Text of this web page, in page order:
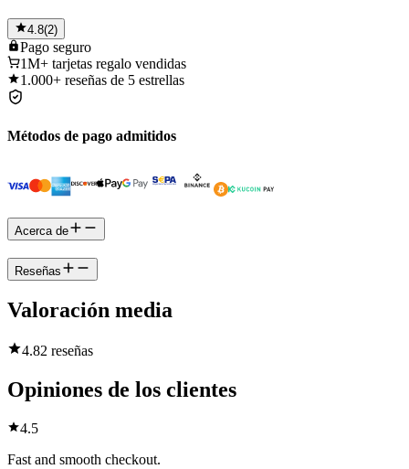
4.8(2)
Pago seguro
1M+ tarjetas regalo vendidas
1.000+ reseñas de 5 estrellas
Métodos de pago admitidos
Acerca de
Reseñas
Valoración media
4.82 reseñas
Opiniones de los clientes
4.5
Fast and smooth checkout.